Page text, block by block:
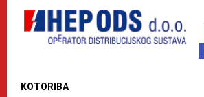
KOTORIBA